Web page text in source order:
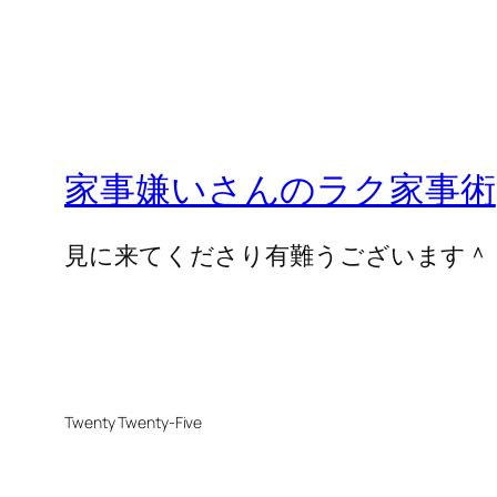
家事嫌いさんのラク家事術
見に来てくださり有難うございます＾
Twenty Twenty-Five